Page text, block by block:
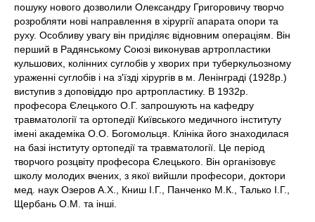
пошуку нового дозволили Олександру Григоровичу творчо
розробляти нові направлення в хірургії апарата опори та
руху. Особливу увагу він приділяє відновним операціям. Він
перший в Радянському Союзі виконував артропластики
кульшових, колінних суглобів у хворих при туберкульозному
ураженні суглобів і на з'їзді хірургів в м. Ленінграді (1928р.)
виступив з доповіддю про артропластику. В 1932р.
професора Єлецького О.Г. запрошують на кафедру
травматології та ортопедії Київського медичного інституту
імені академіка О.О. Богомольця. Клініка його знаходилася
на базі інституту ортопедії та травматології. Це період
творчого розцвіту професора Єлецького. Він організовує
школу молодих вчених, з якої вийшли професори, доктори
мед. наук Озеров А.Х., Книш І.Г., Панченко М.К., Талько І.Г.,
Щербань О.М. та інші.